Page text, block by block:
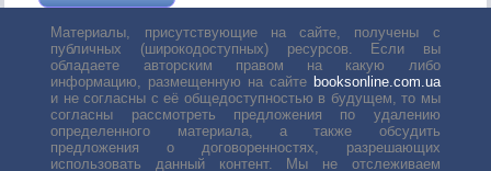
Материалы, присутствующие на сайте, получены с
публичных (широкодоступных) ресурсов. Если вы
обладаете авторским правом на какую либо
информацию, размещенную на сайте booksonline.com.ua
и не согласны с её общедоступностью в будущем, то мы
согласны рассмотреть предложения по удалению
определенного материала, а также обсудить
предложения о договоренностях, разрешающих
использовать данный контент. Мы не отслеживаем